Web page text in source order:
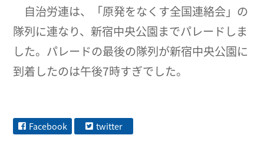
自治労連は、「原発をなくす全国連絡会」の
隊列に連なり、新宿中央公園までパレードしま
した。パレードの最後の隊列が新宿中央公園に
到着したのは午後7時すぎでした。
Facebook twitter